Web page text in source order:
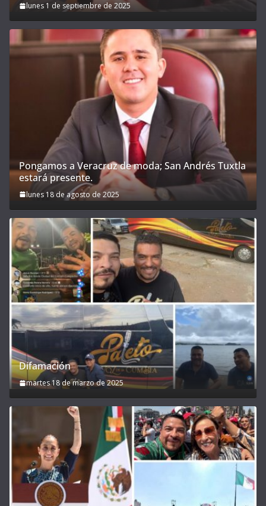
lunes 1 de septiembre de 2025
Pongamos a Veracruz de moda; San Andrés Tuxtla
estará presente.
lunes 18 de agosto de 2025
Difamación
martes 18 de marzo de 2025